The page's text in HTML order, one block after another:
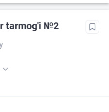
tarmog'i №2